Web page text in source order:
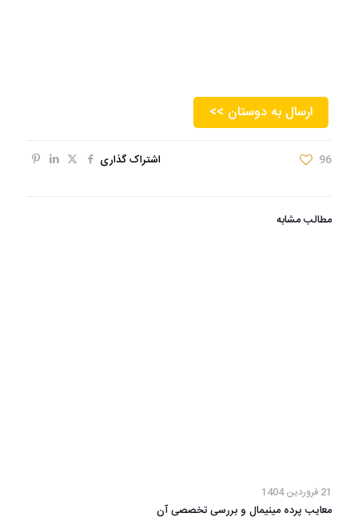
<< ارسال به دوستان
اشتراک گذاری 96
مطالب مشابه
21 فروردین 1404
معایب پرده مینیمال و بررسی تخصصی آن